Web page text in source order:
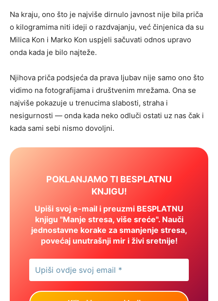
Na kraju, ono što je najviše dirnulo javnost nije bila priča
o kilogramima niti ideji o razdvajanju, već činjenica da su
Milica Kon i Marko Kon uspjeli sačuvati odnos upravo
onda kada je bilo najteže.
Njihova priča podsjeća da prava ljubav nije samo ono što
vidimo na fotografijama i društvenim mrežama. Ona se
najviše pokazuje u trenucima slabosti, straha i
nesigurnosti — onda kada neko odluči ostati uz nas čak i
kada sami sebi nismo dovoljni.
POKLANJAMO TI BESPLATNU
KNJIGU!
Upiši svoj e-mail i preuzmi BESPLATNU
knjigu "Manje stresa, više sreće". Nauči
jednostavne korake za smanjenje stresa,
povećaj unutrašnji mir i živi sretnije!